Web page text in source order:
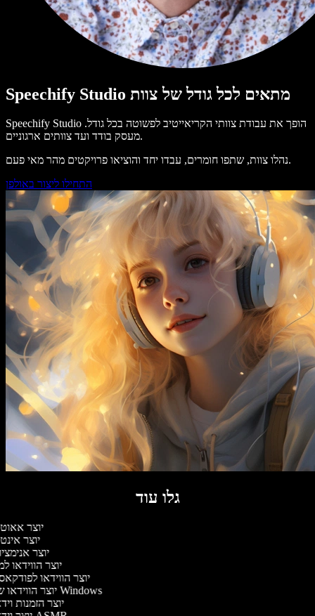
Speechify Studio מתאים לכל גודל של צוות
Speechify Studio הופך את עבודת צוותי הקריאייטיב לפשוטה בכל גודל.
מעסק בודד ועד צוותים ארגוניים.
נהלו צוות, שתפו חומרים, עבדו יחד והוציאו פרויקטים מהר מאי פעם.
התחילו ליצור באולפן
גלו עוד
יוצר
יוצר
יוצר
יוצר הווידאו
יוצר הווידאו
יוצר הווידאו של Windows
יוצר הזמנות